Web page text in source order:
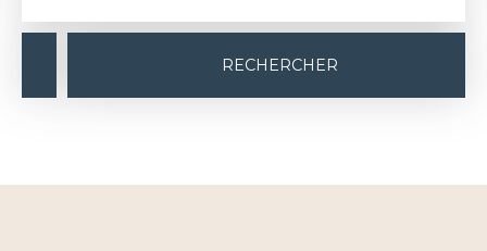
RECHERCHER